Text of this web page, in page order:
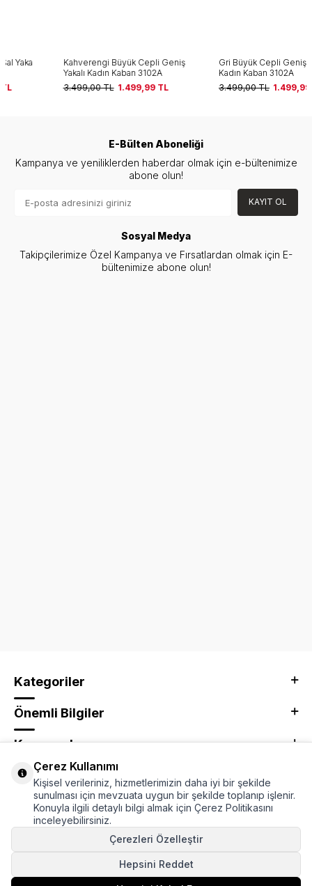
Kahverengi Büyük Cepli Geniş
Yakalı Kadın Kaban 3102A
3.499,00
1.499,99TL
Gri Büyük Cepli Geniş Yakalı
Kadın Kaban 3102A
3.499,00
1.499,99TL
E-Bülten Aboneliği
Kampanya ve yeniliklerden haberdar olmak için e-bültenimize
abone olun!
KAYIT OL
Sosyal Medya
Takipçilerimize Özel Kampanya ve Fırsatlardan olmak için E-
bültenimize abone olun!
Kategoriler
Önemli Bilgiler
Kurumsal
Adres & İletişim
Çerez Kullanımı
Kişisel verileriniz, hizmetlerimizin daha iyi bir şekilde
sunulması için mevzuata uygun bir şekilde toplanıp işlenir.
Konuyla ilgili detaylı bilgi almak için Çerez Politikasını
inceleyebilirsiniz.
Çerezleri Özelleştir
Hepsini Reddet